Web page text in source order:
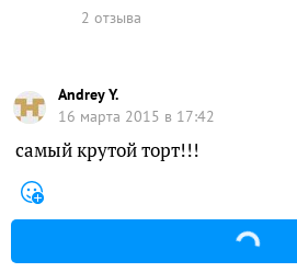
2 отзыва
Andrey Y.
16 марта 2015 в 17:42
самый крутой торт!!!